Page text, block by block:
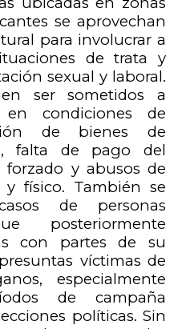
se aprovechan
para involucrar a
de trata y
sexual y laboral.
ser sometidos a
en condiciones de
de bienes de
falta de pago del
forzado y abusos de
físico. También se
de personas
posteriormente
con partes de su
víctimas de
especialmente
de campaña
políticas. Sin